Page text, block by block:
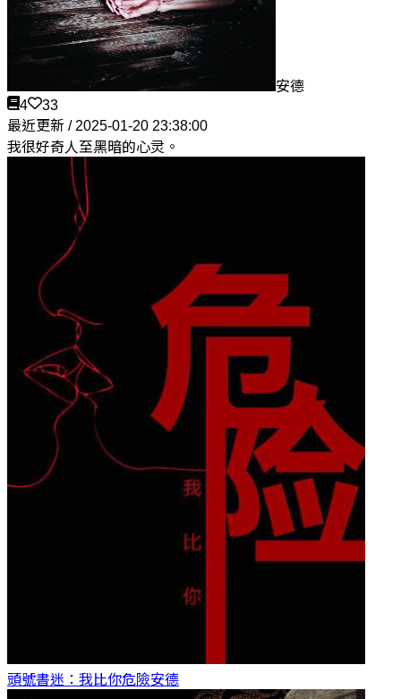
安德
4
33
最近更新 / 2025-01-20 23:38:00
我很好奇人至黑暗的心灵。
頭號書迷：我比你危險安德